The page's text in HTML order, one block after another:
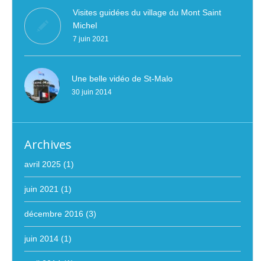
Visites guidées du village du Mont Saint
Michel
7 juin 2021
Une belle vidéo de St-Malo
30 juin 2014
Archives
avril 2025 (1)
juin 2021 (1)
décembre 2016 (3)
juin 2014 (1)